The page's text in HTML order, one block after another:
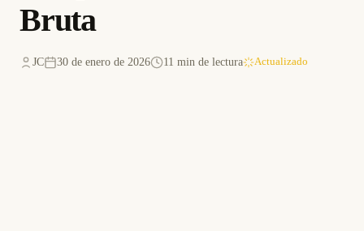
Bruta
JC 30 de enero de 2026 11 min de lectura Actualizado